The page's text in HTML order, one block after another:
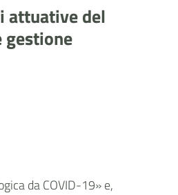
attuative del
da COVID-19» e,